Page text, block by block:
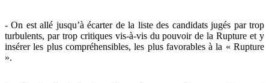
- On est allé jusqu’à écarter de la liste des candidats jugés par trop
turbulents, par trop critiques vis-à-vis du pouvoir de la Rupture et y
insérer les plus compréhensibles, les plus favorables à la « Rupture
».